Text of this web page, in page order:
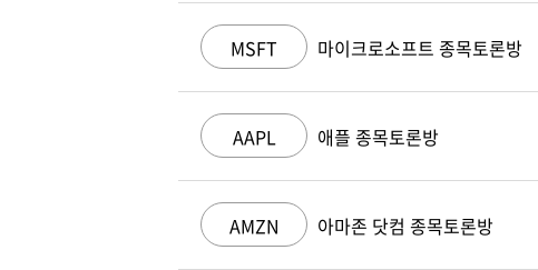
MSFT 마이크로소프트 종목토론방
AAPL 애플 종목토론방
AMZN 아마존 닷컴 종목토론방